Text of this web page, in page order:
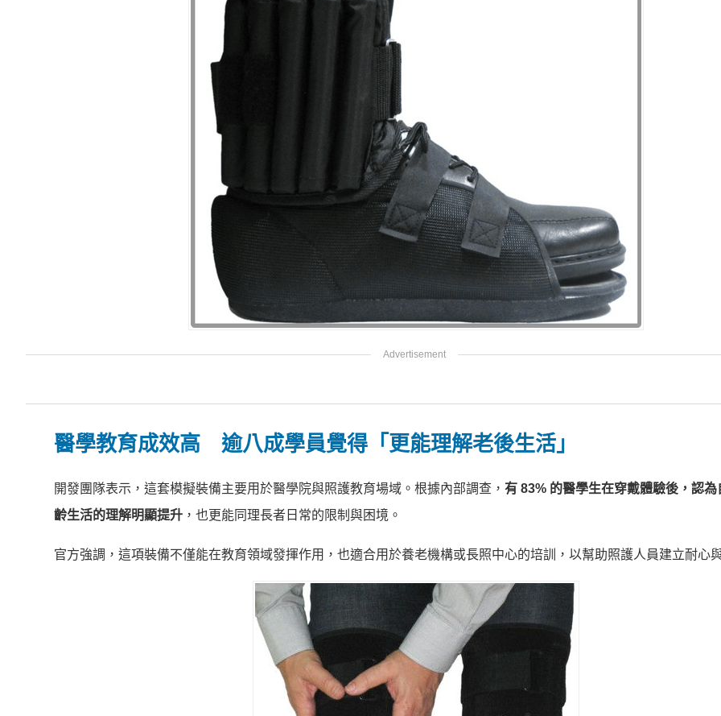
醫學教育成效高 逾八成學員覺得「更能理解老後生活」
開發團隊表示，這套模擬裝備主要用於醫學院與照護教育場域。根據內部調查， 有 83% 的醫學生在穿戴體驗後，認為
齡生活的理解明顯提升 ，也更能同理長者日常的限制與困境。
官方強調，這項裝備不僅能在教育領域發揮作用，也適合用於養老機構或長照中心的培訓，以幫助照護人員建立耐心